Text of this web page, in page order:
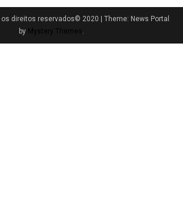
os direitos reservados© 2020
Theme: News Portal
by Mystery Themes .